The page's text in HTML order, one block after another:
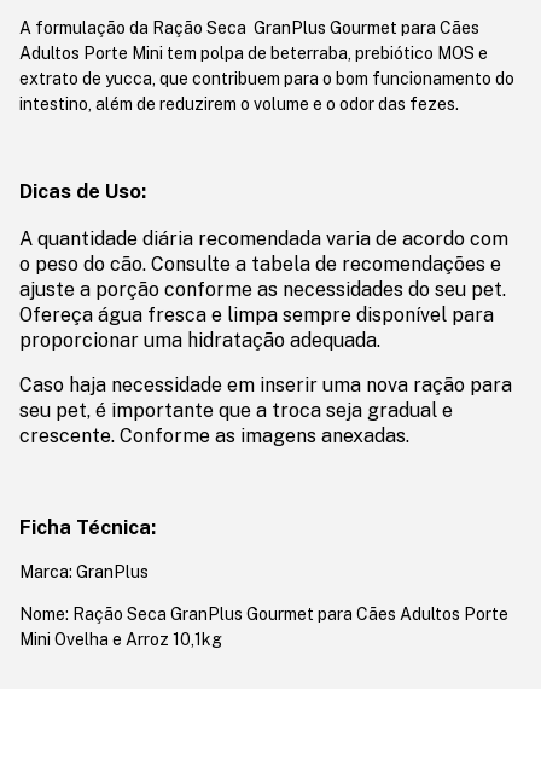
A formulação da Ração Seca GranPlus Gourmet para Cães
Adultos Porte Mini tem polpa de beterraba, prebiótico MOS e
extrato de yucca, que contribuem para o bom funcionamento do
intestino, além de reduzirem o volume e o odor das fezes.
Dicas de Uso:
A quantidade diária recomendada varia de acordo com
o peso do cão. Consulte a tabela de recomendações e
ajuste a porção conforme as necessidades do seu pet.
Ofereça água fresca e limpa sempre disponível para
proporcionar uma hidratação adequada.
Caso haja necessidade em inserir uma nova ração para
seu pet, é importante que a troca seja gradual e
crescente. Conforme as imagens anexadas.
Ficha Técnica:
Marca: GranPlus
Nome: Ração Seca GranPlus Gourmet para Cães Adultos Porte
Mini Ovelha e Arroz 10,1kg